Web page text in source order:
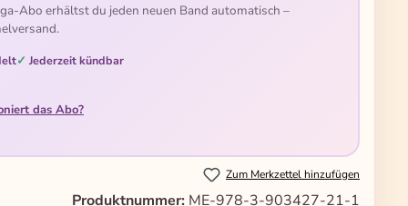
Abo erhältst du jeden neuen Band automatisch –
Jederzeit kündbar
das Abo?
Zum Merkzettel hinzufügen
Produktnummer: ME-978-3-903427-21-1